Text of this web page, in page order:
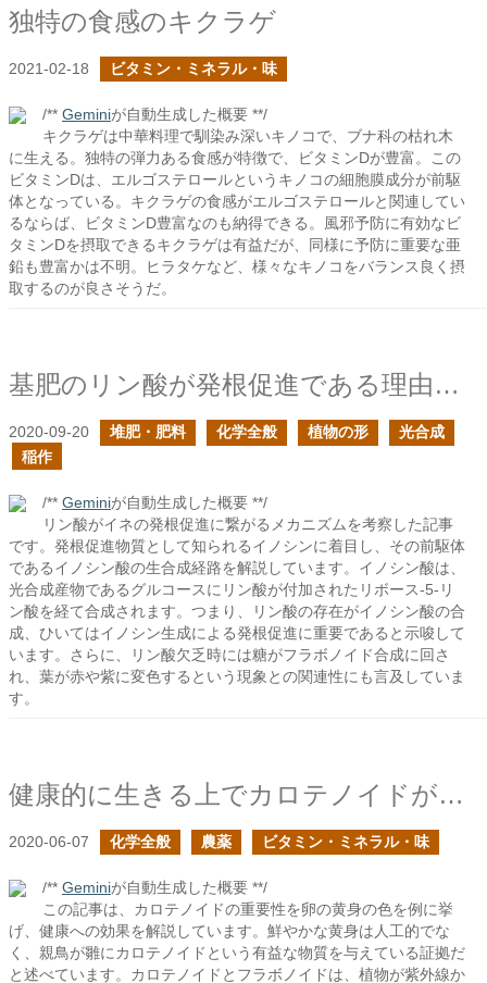
独特の食感のキクラゲ
2021-02-18 ビタミン・ミネラル・味
/** Geminiが自動生成した概要 **/
キクラゲは中華料理で馴染み深いキノコで、ブナ科の枯れ木
に生える。独特の弾力ある食感が特徴で、ビタミンDが豊富。この
ビタミンDは、エルゴステロールというキノコの細胞膜成分が前駆
体となっている。キクラゲの食感がエルゴステロールと関連してい
るならば、ビタミンD豊富なのも納得できる。風邪予防に有効なビ
タミンDを摂取できるキクラゲは有益だが、同様に予防に重要な亜
鉛も豊富かは不明。ヒラタケなど、様々なキノコをバランス良く摂
取するのが良さそうだ。
基肥のリン酸が発根促進である理由を考えてみる
2020-09-20 堆肥・肥料 化学全般 植物の形
光合成
稲作
/** Geminiが自動生成した概要 **/
リン酸がイネの発根促進に繋がるメカニズムを考察した記事
です。発根促進物質として知られるイノシンに着目し、その前駆体
であるイノシン酸の生合成経路を解説しています。イノシン酸は、
光合成産物であるグルコースにリン酸が付加されたリボース-5-リ
ン酸を経て合成されます。つまり、リン酸の存在がイノシン酸の合
成、ひいてはイノシン生成による発根促進に重要であると示唆して
います。さらに、リン酸欠乏時には糖がフラボノイド合成に回さ
れ、葉が赤や紫に変色するという現象との関連性にも言及していま
す。
健康的に生きる上でカロテノイドが大事だから蓄積するのだろう
2020-06-07 化学全般 農薬 ビタミン・ミネラル・味
/** Geminiが自動生成した概要 **/
この記事は、カロテノイドの重要性を卵の黄身の色を例に挙
げ、健康への効果を解説しています。鮮やかな黄身は人工的でな
く、親鳥が雛にカロテノイドという有益な物質を与えている証拠だ
と述べています。カロテノイドとフラボノイドは、植物が紫外線か